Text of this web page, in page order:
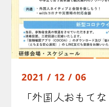
2021 / 12 / 06